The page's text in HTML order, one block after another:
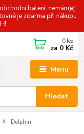
balení, nemáme
je zdarma při nákupu
Menu
Hledat
0 ks
za 0 Kč
Dolphin